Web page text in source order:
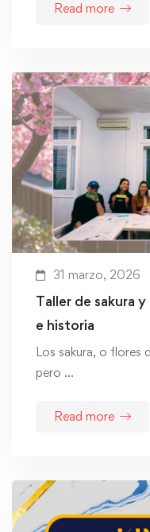
Read more
31 marzo, 2026
Taller de sakura
e historia
Los sakura, o flores
pero …
Read more